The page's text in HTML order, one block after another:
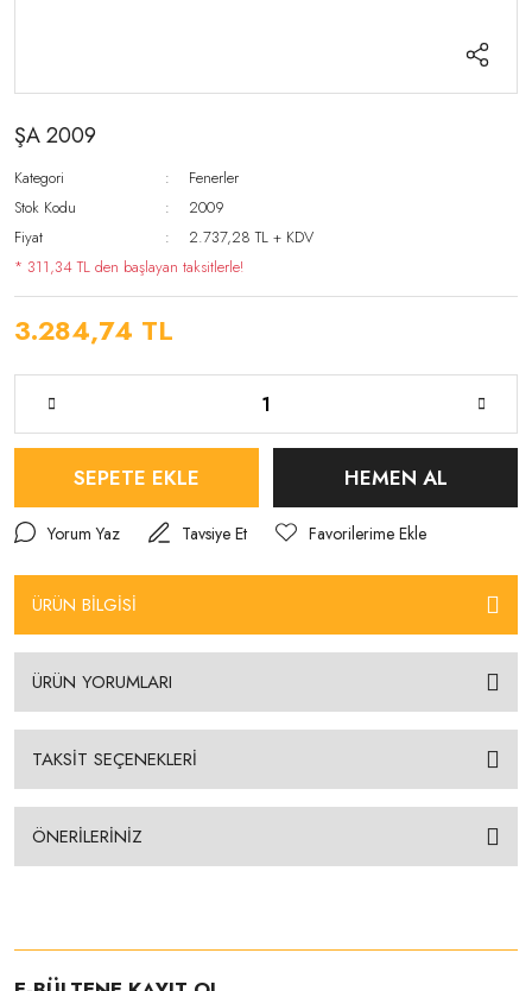
ŞA 2009
Kategori
Fenerler
Stok Kodu
2009
Fiyat
2.737,28 TL + KDV
* 311,34 TL den başlayan taksitlerle!
3.284,74 TL
SEPETE EKLE HEMEN AL
Yorum Yaz Tavsiye Et
ÜRÜN BİLGİSİ
ÜRÜN YORUMLARI
TAKSİT SEÇENEKLERİ
ÖNERİLERİNİZ